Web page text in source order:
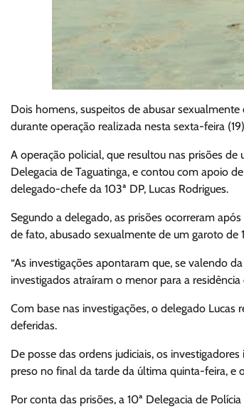
Dois homens, suspeitos de abusar
durante operação realizada nesta sexta-feira
A operação policial, que resultou nas prisões
Delegacia de Taguatinga, e contou com apoio
delegado-chefe da 103ª DP, Lucas Rodrigues.
Segundo a delegado, as prisões ocorreram
de fato, abusado sexualmente de um garoto
“As investigações apontaram que, se valendo
investigados atraíram o menor para a
Com base nas investigações, o delegado Lucas
deferidas.
De posse das ordens judiciais, os
preso no final da tarde da última quinta-feira, e
Por conta das prisões, a 10ª Delegacia de